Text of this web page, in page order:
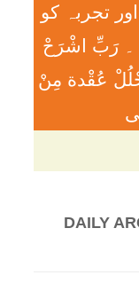
تجربہ کو
۔ رَبِّ اشْرَحْ
عُقْدة مِنْ
DAILY